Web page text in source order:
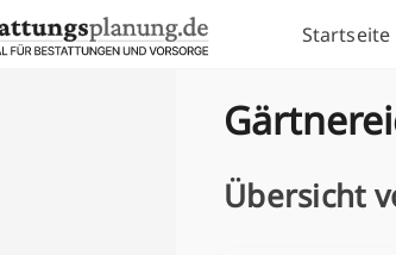
Startseite
Übersicht